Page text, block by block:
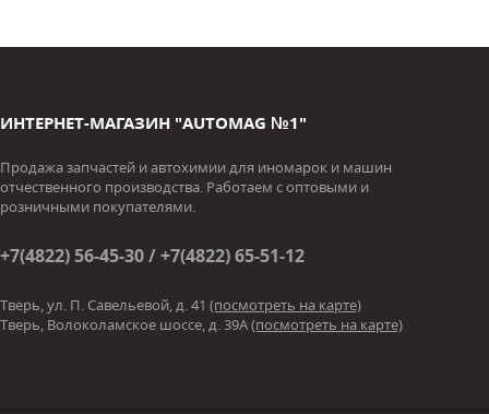
ИНТЕРНЕТ-МАГАЗИН "AUTOMAG №1"
Продажа запчастей и автохимии для иномарок и машин
отчественного производства. Работаем с оптовыми и
розничными покупателями.
+7(4822) 56-45-30 / +7(4822) 65-51-12
Тверь, ул. П. Савельевой, д. 41 (посмотреть на карте)
Тверь, Волоколамское шоссе, д. 39А(посмотреть на карте)